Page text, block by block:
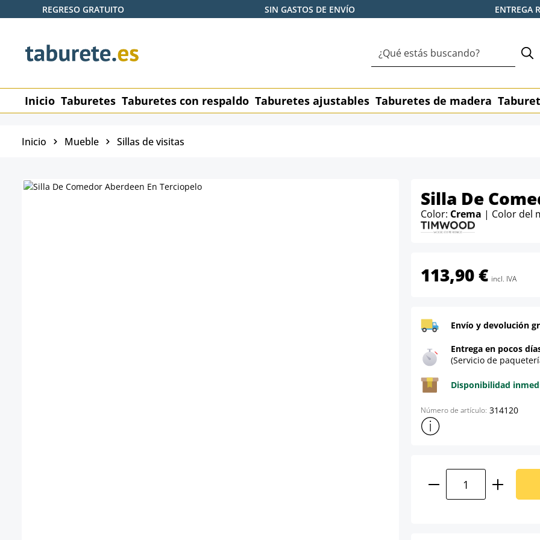
al contenido principal
Saltar a la búsqueda
Saltar a la navegación principal
REGRESO GRATUITO SIN GASTOS DE ENVÍO ENTREGA
Inicio Taburetes Taburetes con respaldo Taburetes ajustables Taburetes de madera
Inicio Mueble Sillas de visitas
Silla De
Color: Crema | Color del
113,90 € incl. IVA
Envío y devolución
Entrega en pocos
(Servicio de
Disponibilidad
Número de artículo: 314120
Mostrar más información
Cantidad del